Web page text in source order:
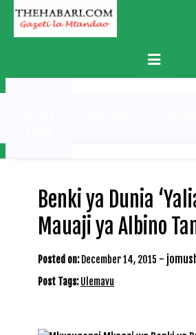
Skip
content
Primary
Menu
Benki ya Dunia
Mauaji ya Albino
Posted on: December 14, 2015 -
Post Tags:Ulemavu